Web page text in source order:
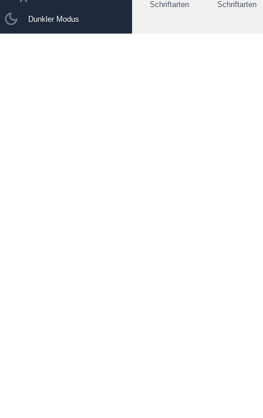
Dunkler Modus
Schriftarten
Schriftarten